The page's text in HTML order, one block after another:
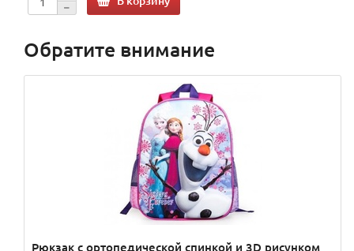
Обратите внимание
Рюкзак с ортопедической спинкой и 3D рисунком